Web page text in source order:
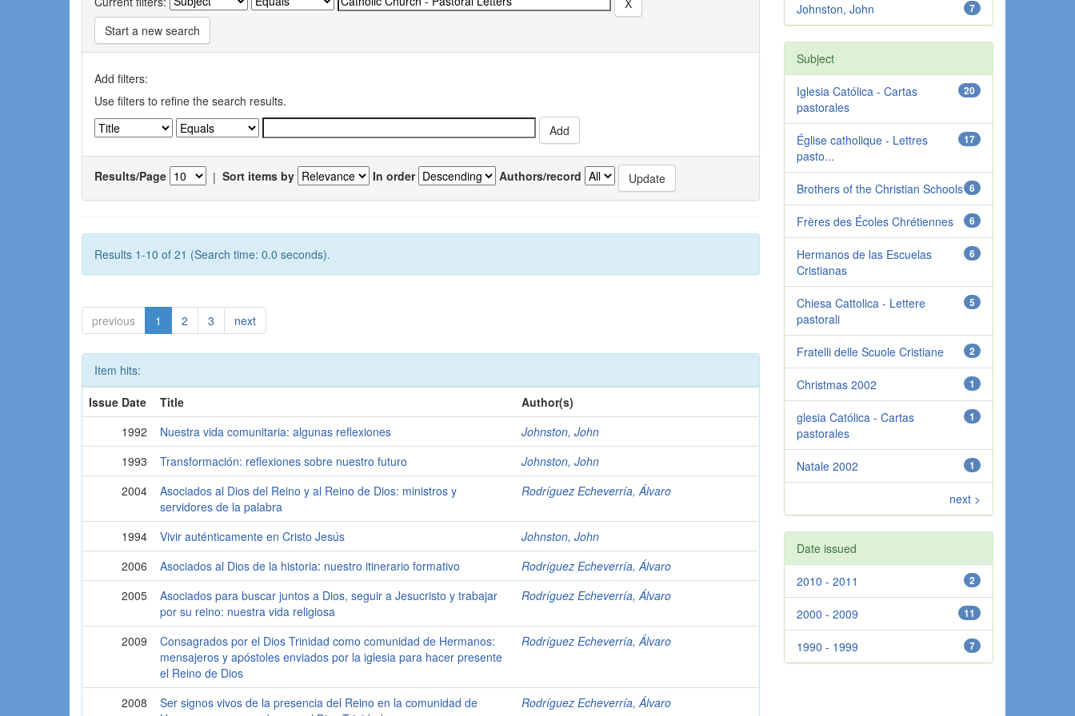
Start a new search
Add filters:
Use filters to refine the search results.
Results/Page | Sort items by In order Authors/record
Results 1-10 of 21 (Search time: 0.0 seconds).
previous 1 2 3 next
Item hits:
Issue Date
Title
Author(s)
1992
Nuestra vida comunitaria: algunas reflexiones
Johnston, John
1993
Transformación: reflexiones sobre nuestro futuro
Johnston, John
2004
Asociados al Dios del Reino y al Reino de Dios: ministros y
servidores de la palabra
Rodríguez Echeverría, Álvaro
1994 Vivir auténticamente en Cristo Jesús
Johnston, John
2006
Asociados al Dios de la historia: nuestro itinerario formativo
Rodríguez Echeverría, Álvaro
2005
Asociados para buscar juntos a Dios, seguir a Jesucristo y trabajar
por su reino: nuestra vida religiosa
Rodríguez Echeverría, Álvaro
2009
Consagrados por el Dios Trinidad como comunidad de Hermanos:
mensajeros y apóstoles enviados por la iglesia para hacer presente
el Reino de Dios
Rodríguez Echeverría, Álvaro
2008
Ser signos vivos de la presencia del Reino en la comunidad de
Rodríguez Echeverría, Álvaro
7
Johnston, John
Subject
20
Iglesia Católica - Cartas
pastorales
17
Église catholique - Lettres
pasto...
6
Brothers of the Christian Schools
6
Frères des Écoles Chrétiennes
6
Hermanos de las Escuelas
Cristianas
5
Chiesa Cattolica - Lettere
pastorali
2
Fratelli delle Scuole Cristiane
1
Christmas 2002
1
glesia Católica - Cartas
pastorales
1
Natale 2002
next >
Date issued
2
2010 - 2011
11
2000 - 2009
7
1990 - 1999